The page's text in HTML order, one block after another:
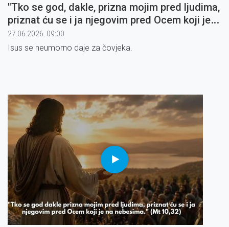
"Tko se god, dakle, prizna mojim pred ljudima,
priznat ću se i ja njegovim pred Ocem koji je
na nebesima" (6)
27.06.2026. 09:00
Isus se neumorno daje za čovjeka.